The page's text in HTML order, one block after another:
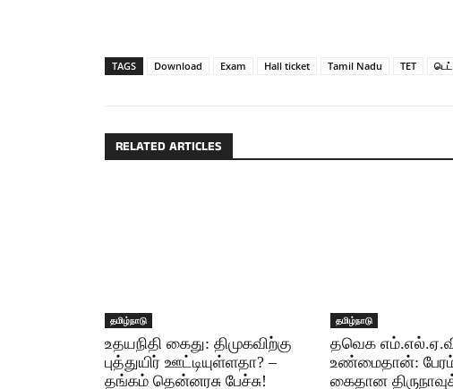
TAGS Download Exam Hall ticket Tamil Nadu TET டெட்
RELATED ARTICLES
தமிழ்நாடு
உதயநிதி கைது: திமுகவிற்கு
புத்துயிர் ஊட்டியுள்ளதா? –
தங்கம் தென்னரசு பேச்சு!
தமிழ்நாடு
தவெக
உண்மைதான்:
கைதான